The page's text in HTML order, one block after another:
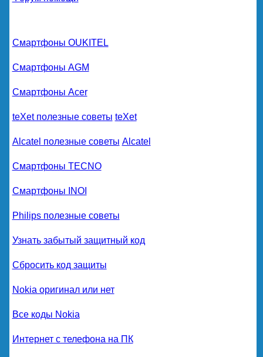
Смартфоны OUKITEL
Смартфоны AGM
Смартфоны Acer
teXet полезные советы teXet
Alcatel полезные советы Alcatel
Смартфоны TECNO
Смартфоны INOI
Philips полезные советы
Узнать забытый защитный код
Сбросить код защиты
Nokia оригинал или нет
Все коды Nokia
Интернет с телефона на ПК